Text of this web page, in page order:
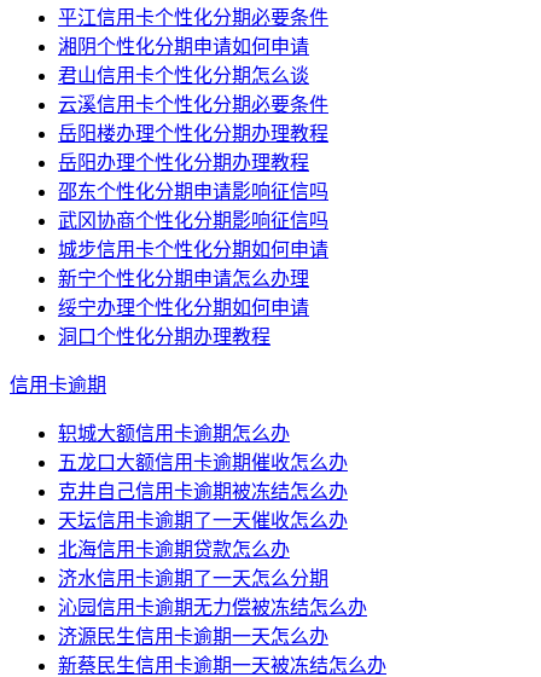
平江信用卡个性化分期必要条件
湘阴个性化分期申请如何申请
君山信用卡个性化分期怎么谈
云溪信用卡个性化分期必要条件
岳阳楼办理个性化分期办理教程
岳阳办理个性化分期办理教程
邵东个性化分期申请影响征信吗
武冈协商个性化分期影响征信吗
城步信用卡个性化分期如何申请
新宁个性化分期申请怎么办理
绥宁办理个性化分期如何申请
洞口个性化分期办理教程
信用卡逾期
轵城大额信用卡逾期怎么办
五龙口大额信用卡逾期催收怎么办
克井自己信用卡逾期被冻结怎么办
天坛信用卡逾期了一天催收怎么办
北海信用卡逾期贷款怎么办
济水信用卡逾期了一天怎么分期
沁园信用卡逾期无力偿被冻结怎么办
济源民生信用卡逾期一天怎么办
新蔡民生信用卡逾期一天被冻结怎么办